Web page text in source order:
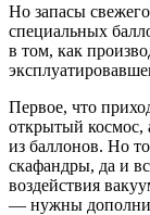
Но запасы
специальных
в том, как
Первое, что
открытый космос,
из баллонов. Но
скафандры, да и
воздействия
— нужны